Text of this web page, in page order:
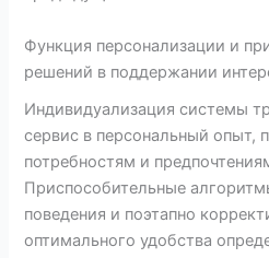
Функция персонализации и
решений в поддержании
Индивидуализация системы
сервис в персональный опыт,
потребностям и
Приспособительные
поведения и поэтапно
оптимального удобства